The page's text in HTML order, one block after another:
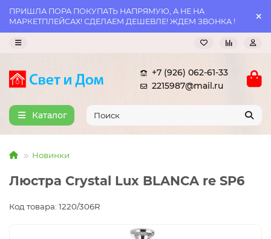
ПРИШЛА ПОРА ПОКУПАТЬ НАПРЯМУЮ, А НЕ НА
МАРКЕТПЛЕЙСАХ! СДЕЛАЕМ ДЕШЕВЛЕ! ЖДЕМ ЗВОНКА !
+7 (926) 062-61-33
2215987@mail.ru
Каталог
Новинки
Люстра Crystal Lux BLANCA re SP6
Код товара: 1220/306R